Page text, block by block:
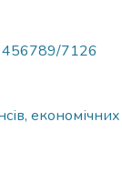
7126
економічних